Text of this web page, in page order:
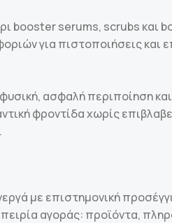
booster serums, scrubs και
για πιστοποιήσεις και
ασφαλή περιποίηση
φροντίδα χωρίς
με επιστημονική
αγοράς: προϊόντα,